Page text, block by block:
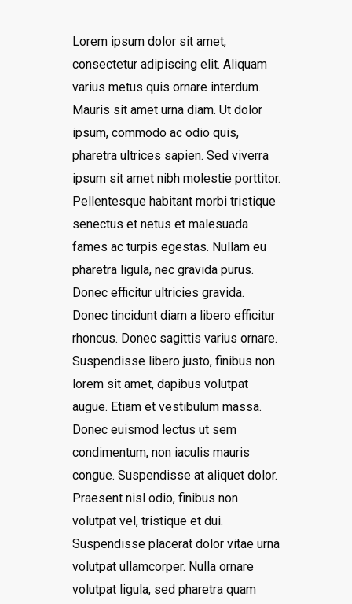
Lorem ipsum dolor sit amet,
consectetur adipiscing elit. Aliquam
varius metus quis ornare interdum.
Mauris sit amet urna diam. Ut dolor
ipsum, commodo ac odio quis,
pharetra ultrices sapien. Sed viverra
ipsum sit amet nibh molestie porttitor.
Pellentesque habitant morbi tristique
senectus et netus et malesuada
fames ac turpis egestas. Nullam eu
pharetra ligula, nec gravida purus.
Donec efficitur ultricies gravida.
Donec tincidunt diam a libero efficitur
rhoncus. Donec sagittis varius ornare.
Suspendisse libero justo, finibus non
lorem sit amet, dapibus volutpat
augue. Etiam et vestibulum massa.
Donec euismod lectus ut sem
condimentum, non iaculis mauris
congue. Suspendisse at aliquet dolor.
Praesent nisl odio, finibus non
volutpat vel, tristique et dui.
Suspendisse placerat dolor vitae urna
volutpat ullamcorper. Nulla ornare
volutpat ligula, sed pharetra quam